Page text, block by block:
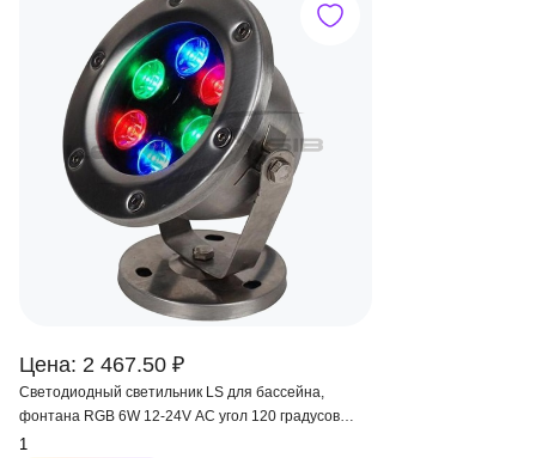
Цена: 2 467.50 ₽
Светодиодный светильник LS для бассейна,
фонтана RGB 6W 12-24V AC угол 120 градусов
IP68